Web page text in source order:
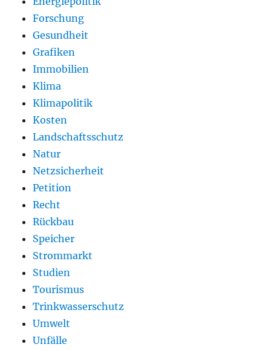
Forschung
Gesundheit
Grafiken
Immobilien
Klima
Klimapolitik
Kosten
Landschaftsschutz
Natur
Netzsicherheit
Petition
Recht
Rückbau
Speicher
Strommarkt
Studien
Tourismus
Trinkwasserschutz
Umwelt
Unfälle